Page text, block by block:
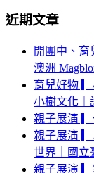
近期文章
開團中、育
澳洲
育兒好物 ▎
小樹文化｜
親子展演 ▎
親子展演
世界｜國立
親子展演 ▎